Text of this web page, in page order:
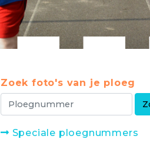
Zoek foto's van je ploeg
Speciale ploegnummers